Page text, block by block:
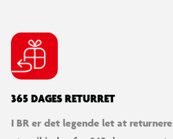
365 DAGES RETURRET
I BR er det legende let at